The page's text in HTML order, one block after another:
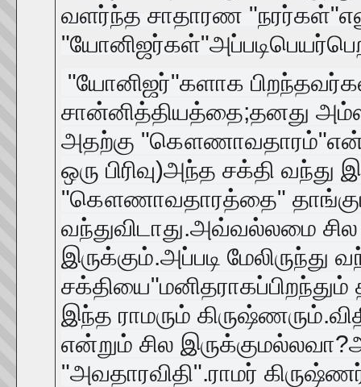
வளர்ந்த சாதாரண
"யோனிஜர்"களாக
சான்னித்தியத்தை;தனது
அதற்கு
ஒரு பிரிவு)அந்த சக்தி
"கௌணாவதாரத்தை"
வந்துவிடாது.அவ்வல்லமை
இருக்கும்.அப்படி
இந்த ராமரும்
என்றும் சில
"அவதாரவிதி".ராமர்